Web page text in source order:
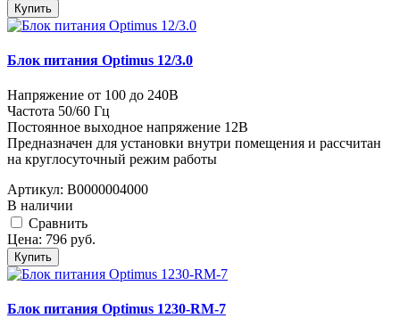
Купить
Блок питания Optimus 12/3.0
Напряжение от 100 до 240В
Частота 50/60 Гц
Постоянное выходное напряжение 12В
Предназначен для установки внутри помещения и рассчитан
на круглосуточный режим работы
Артикул: В0000004000
В наличии
Cравнить
Цена: 796 руб.
Купить
Блок питания Optimus 1230-RM-7